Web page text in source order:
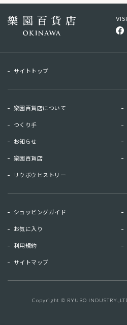
樂園CAFE
サイトトップ
樂園百貨店について
つくり手
お知らせ
樂園百貨店
リウボウヒストリー
ショッピングガイド
お気に入り
利用規約
サイトマップ
Copyright © RYUBO